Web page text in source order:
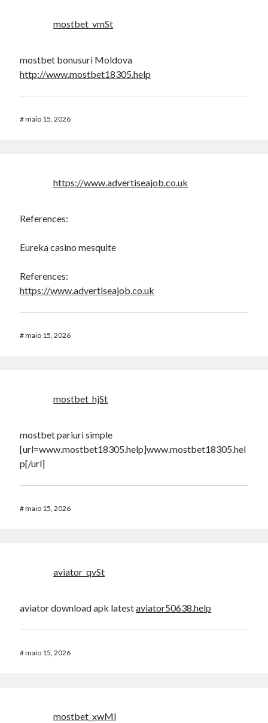
mostbet_vmSt
mostbet bonusuri Moldova
http://www.mostbet18305.help
#maio 15, 2026
https://www.advertiseajob.co.uk
References:
Eureka casino mesquite
References:
https://www.advertiseajob.co.uk
#maio 15, 2026
mostbet_hjSt
mostbet pariuri simple
[url=www.mostbet18305.help]www.mostbet18305.hel
p[/url]
#maio 15, 2026
aviator_qvSt
aviator download apk latestaviator50638.help
#maio 15, 2026
mostbet_xwMl